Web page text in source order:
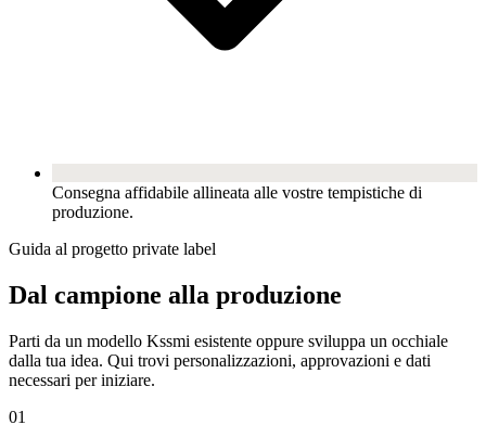
Consegna affidabile allineata alle vostre tempistiche di
produzione.
Guida al progetto private label
Dal campione alla produzione
Parti da un modello Kssmi esistente oppure sviluppa un occhiale
dalla tua idea. Qui trovi personalizzazioni, approvazioni e dati
necessari per iniziare.
01